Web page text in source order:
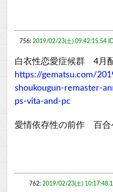
756: 2019/02/23(土) 09:42:15.54
白衣性恋愛症候群 4月
https://gematsu.com/
shoukougun-remaster-
ps-vita-and-pc
愛情依存性の前作 百合
762: 2019/02/23(土)